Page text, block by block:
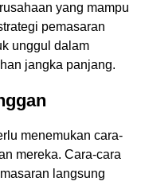
yang mampu
pemasaran
unggul dalam
jangka panjang.
menemukan cara-
mereka. Cara-cara
langsung